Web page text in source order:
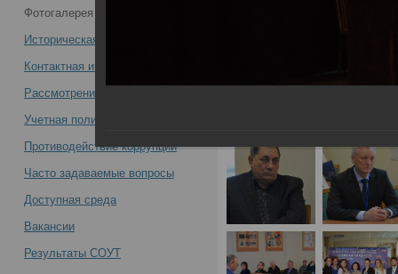
Фотогалерея
Историческая справка
Контактная информация
Рассмотрение обращений
Учетная политика учреждения
Противодействие коррупции
Часто задаваемые вопросы
Доступная среда
Вакансии
Результаты СОУТ